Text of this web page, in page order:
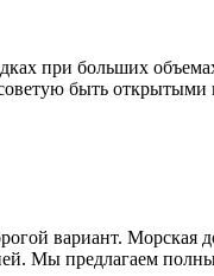
при больших
быть
вариант. Морская
Мы предлагаем